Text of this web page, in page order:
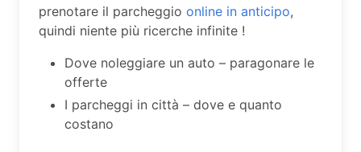
prenotare il parcheggio online in anticipo,
quindi niente più ricerche infinite !
Dove noleggiare un auto – paragonare le
offerte
I parcheggi in città – dove e quanto
costano